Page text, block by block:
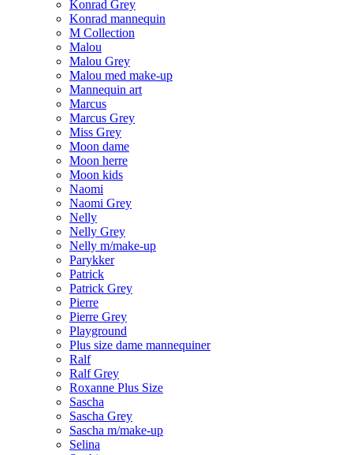
Konrad Grey
Konrad mannequin
M Collection
Malou
Malou Grey
Malou med make-up
Mannequin art
Marcus
Marcus Grey
Miss Grey
Moon dame
Moon herre
Moon kids
Naomi
Naomi Grey
Nelly
Nelly Grey
Nelly m/make-up
Parykker
Patrick
Patrick Grey
Pierre
Pierre Grey
Playground
Plus size dame mannequiner
Ralf
Ralf Grey
Roxanne Plus Size
Sascha
Sascha Grey
Sascha m/make-up
Selina